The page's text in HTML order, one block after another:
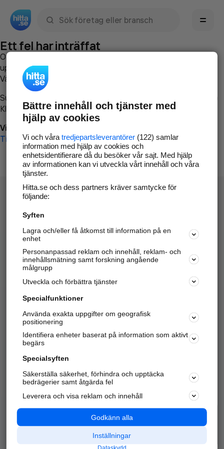
Ett fel har inträffat
Om du vill kan du
uppstod så att vi lättare och snabbare kan avhjälpa det.
Vänligen försök med följande:
Surfa till
Klicka påTillbaka-knappen i webbläsaren och försök igen
Vi beklagar besväret!
Till startsidan
Hitta.se - Gratis nummerupplysning.
Sök företag, personer och platser.
Hitta telefonnummer, adresser, företagsinfo mm.
Marknadsför företaget
Kom igång och annonsera mot
samarbetspartners nära dig.
Alla kategorier
Populära sökningar
API & Kartor
Annonsera
Integritet
Nödnummer
Bättre innehåll och tjänster med
hjälp av cookies
Vi och våra tredjepartsleverantörer(122) samlar
information med hjälp av cookies och
enhetsidentifierare då du besöker vår sajt. Med hjälp
av informationen kan vi utveckla vårt innehåll och våra
tjänster.
Hitta.se och dess partners kräver samtycke för
följande:
Syften
Lagra och/eller få åtkomst till information på en
enhet
Personanpassad reklam och innehåll, reklam- och
innehållsmätning samt forskning angående
målgrupp
Utveckla och förbättra tjänster
Specialfunktioner
Använda exakta uppgifter om geografisk
positionering
Identifiera enheter baserat på information som aktivt
begärs
Specialsyften
Säkerställa säkerhet, förhindra och upptäcka
bedrägerier samt åtgärda fel
Leverera och visa reklam och innehåll
Godkänn alla
Inställningar
Dataskydd